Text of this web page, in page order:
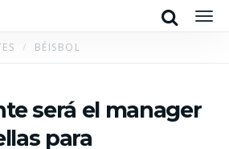
Search
BÉISBOL
será el manager
para